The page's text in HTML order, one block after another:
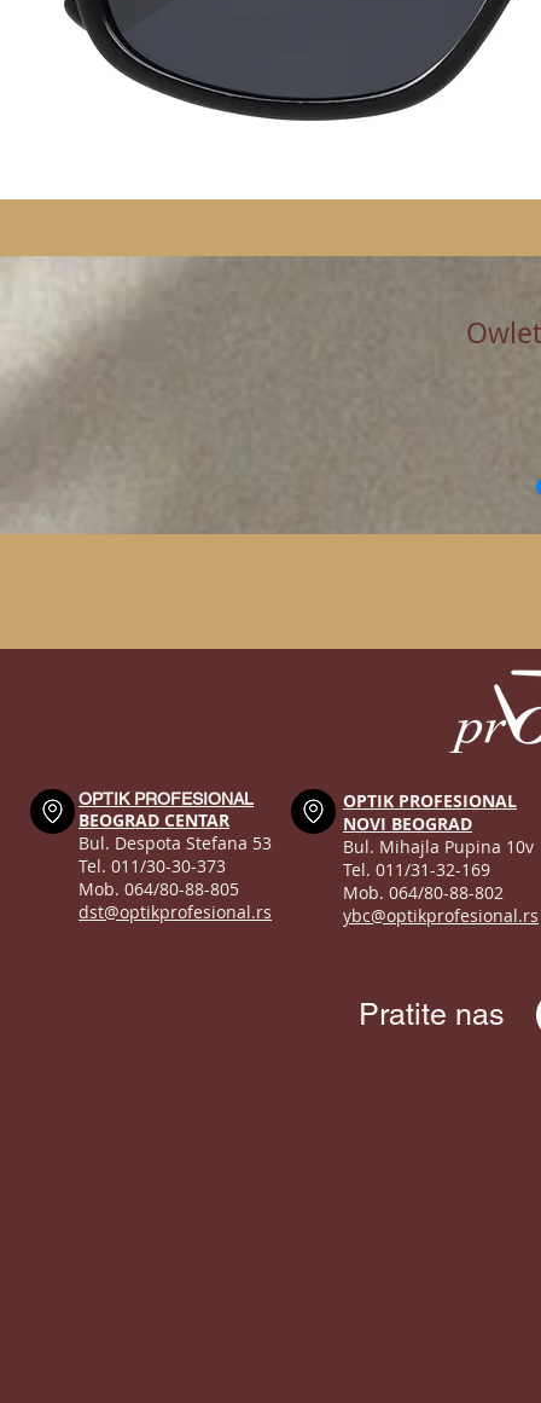
OPTIK PROFESIONAL
BEOGRAD CENTAR
Bul. Despota Stefana 53
Tel. 011/30-30-373
Mob. 064/80-88-805
dst@optikprofesional.rs
OPTIK PROFESIONAL
NOVI BEOGRAD
Bul. Mihajla Pupina 10v
Tel. 011/31-32-169
Mob. 064/80-88-802
ybc@optikprofesional.rs
Pratite nas